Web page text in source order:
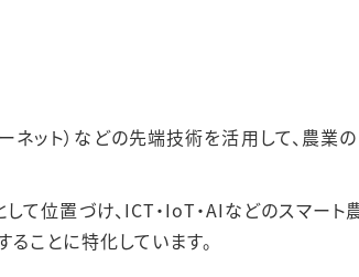
ネット）などの先端技術を活用して、農業の
位置づけ、ICT・IoT・AIなどのスマート
ことに特化しています。